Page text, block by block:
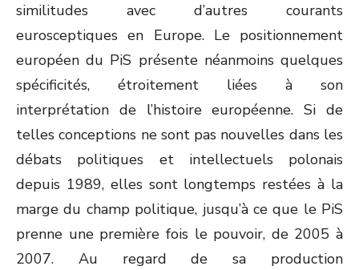
similitudes avec d’autres courants
eurosceptiques en Europe. Le positionnement
européen du PiS présente néanmoins quelques
spécificités, étroitement liées à son
interprétation de l’histoire européenne. Si de
telles conceptions ne sont pas nouvelles dans les
débats politiques et intellectuels polonais
depuis 1989, elles sont longtemps restées à la
marge du champ politique, jusqu’à ce que le PiS
prenne une première fois le pouvoir, de 2005 à
2007. Au regard de sa production